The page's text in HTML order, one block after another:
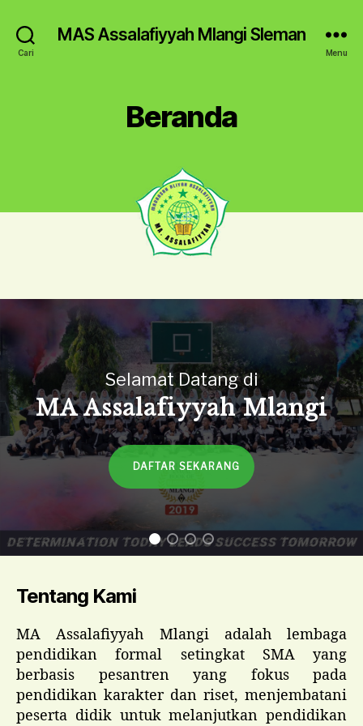
Cari
MAS Assalafiyyah Mlangi Sleman
Menu
Beranda
Selamat Datang di
MA Assalafiyyah Mlangi
DAFTAR SEKARANG
Tentang Kami
MA Assalafiyyah Mlangi adalah lembaga
pendidikan formal setingkat SMA yang
berbasis pesantren yang fokus pada
pendidikan karakter dan riset, menjembatani
peserta didik untuk melanjutkan pendidikan